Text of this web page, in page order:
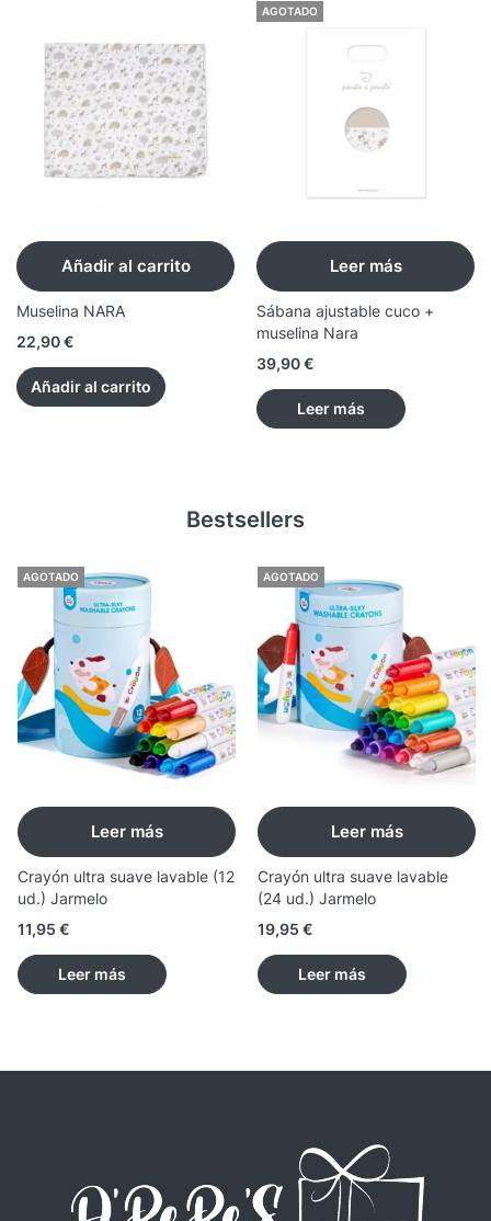
Añadir al carrito
Muselina NARA
22,90€
Añadir al carrito
AGOTADO
Leer más
Sábana ajustable cuco +
muselina Nara
39,90€
Leer más
Bestsellers
AGOTADO
Leer más
Crayón ultra suave lavable (12
ud.) Jarmelo
11,95 €
Leer más
AGOTADO
Leer más
Crayón ultra suave lavable
(24 ud.) Jarmelo
19,95 €
Leer más